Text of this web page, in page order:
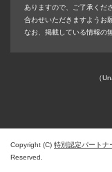
ありますので、ご了承くだ
合わせいただきますようお
なお、掲載している情報の
（
Copyright (C) 特別認定パート
Reserved.